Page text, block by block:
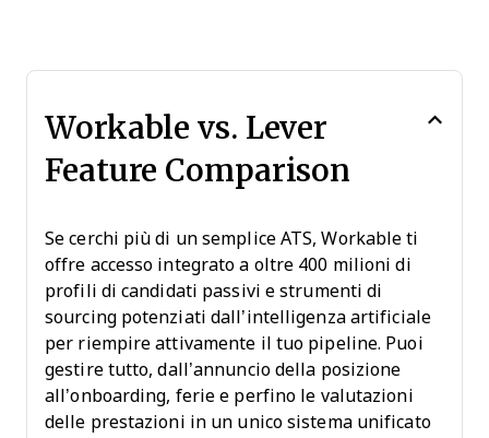
Workable vs. Lever
Feature Comparison
Se cerchi più di un semplice ATS, Workable ti
offre accesso integrato a oltre 400 milioni di
profili di candidati passivi e strumenti di
sourcing potenziati dall’intelligenza artificiale
per riempire attivamente il tuo pipeline. Puoi
gestire tutto, dall’annuncio della posizione
all’onboarding, ferie e perfino le valutazioni
delle prestazioni in un unico sistema unificato